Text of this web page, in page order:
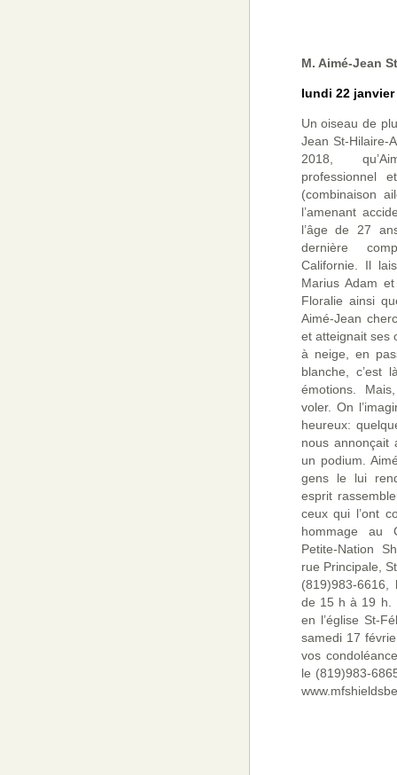
M. Aimé-Jean
lundi 22 janvier
Un oiseau de
Jean St-Hilaire-
2018,
professionnel
(combinaison
l’amenant
l’âge de 27
dernière
Californie. Il
Marius Adam
Floralie ainsi
Aimé-Jean
et atteignait ses
à neige, en
blanche, c’est
émotions.
voler. On
heureux:
nous annonçait
un podium.
gens le lui
esprit
ceux qui l’ont
hommage au
Petite-Nation
rue Principale,
(819)983-
de 15 h à 19 h.
en l’église St-
samedi 17
vos
le (819)983-